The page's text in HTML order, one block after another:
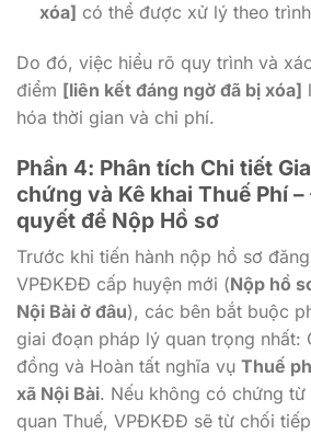
xóa] có thể được xử lý theo
Do đó, việc hiểu rõ quy trình và
điểm [liên kết đáng ngờ đã bị xóa]
hóa thời gian và chi phí.
Phần 4: Phân tích Chi tiết
chứng và Kê khai Thuế Phí
quyết để Nộp Hồ sơ
Trước khi tiến hành nộp hồ sơ
VPĐKĐĐ cấp huyện mới (Nộp hồ
Nội Bài ở đâu), các bên bắt buộc
giai đoạn pháp lý quan trọng nhất:
đồng và Hoàn tất nghĩa vụ Thuế
xã Nội Bài. Nếu không có chứng từ
quan Thuế, VPĐKĐĐ sẽ từ chối